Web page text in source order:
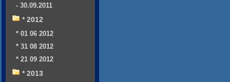
- 30.09.2011
* 2012
* 01 06 2012
* 31 08 2012
* 21 09 2012
* 2013